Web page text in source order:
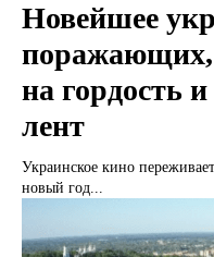
Новейшее
на гордость
лент
Украинское кино
новый год...